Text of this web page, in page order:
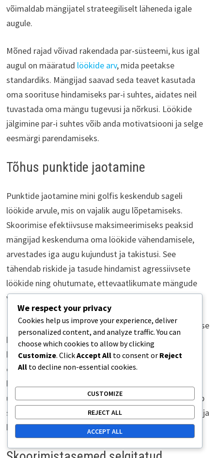
võimaldab mängijatel strateegiliselt läheneda igale
augule.
Mõned rajad võivad rakendada par-süsteemi, kus igal
augul on määratud löökide arv, mida peetakse
standardiks. Mängijad saavad seda teavet kasutada
oma soorituse hindamiseks par-i suhtes, aidates neil
tuvastada oma mängu tugevusi ja nõrkusi. Löökide
jälgimine par-i suhtes võib anda motivatsiooni ja selge
eesmärgi parendamiseks.
Tõhus punktide jaotamine
Punktide jaotamine mini golfis keskendub sageli
löökide arvule, mis on vajalik augu lõpetamiseks.
Skoorimise efektiivsuse maksimeerimiseks peaksid
mängijad keskenduma oma löökide vähendamisele,
arvestades iga augu kujundust ja takistusi. See
tähendab riskide ja tasude hindamist agressiivsete
löökide ning ohutumate, ettevaatlikumate mängude
vahel.
Mängijad saavad kasu, kui loovad iga augu jaoks vaimse
kontrollnimekirja, hinnates selliseid tegureid nagu
kaugus, kallak ja potentsiaalsed ohud. Nende
elementide prioriseerimine võimaldab mängijatel oma
lööke tõhusamalt jaotada, viies paremate
üldskoorideni. Erinevate löögitüüpide harjutamine võib
samuti aidata mängijatel muutuda mitmekesisemaks ja
kohanemisvõimelisemaks rajal.
We respect your privacy
Cookies help us improve your experience, deliver
personalized content, and analyze traffic. You can
choose which cookies to allow by clicking
Customize. ClickAccept All to consent or Reject
All to decline non-essential cookies.
CUSTOMIZE
REJECT ALL
ACCEPT ALL